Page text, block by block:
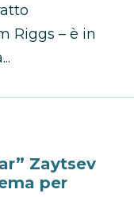
Riggs – è in
Zaytsev
per